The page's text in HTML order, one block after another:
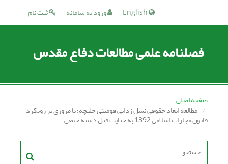
ثبت نام ورود به سامانه
فصلنامه علمی مطالعات دفاع مقدس
صفحه اصلی
مطالعه ابعاد حقوقی نسل زدایی قومیتی حلبچه؛ با مروری بر رویکرد
قانون مجازات اسلامی 1392 به جنایت قتل دسته جمعی